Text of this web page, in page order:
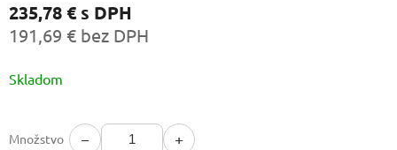
235,78 €s DPH
191,69 € bez DPH
cena:
Skladom
Množstvo − +